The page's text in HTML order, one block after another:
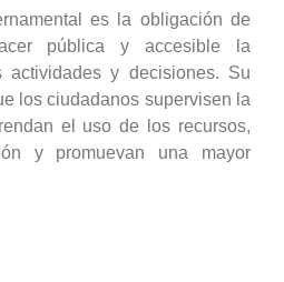
es la obligación de
pública y accesible la
actividades y decisiones. Su
los ciudadanos supervisen la
el uso de los recursos,
y promuevan una mayor